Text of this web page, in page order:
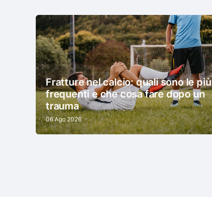
Fratture nel calcio: quali sono le più
frequenti e che cosa fare dopo un
trauma
06 Ago 2026